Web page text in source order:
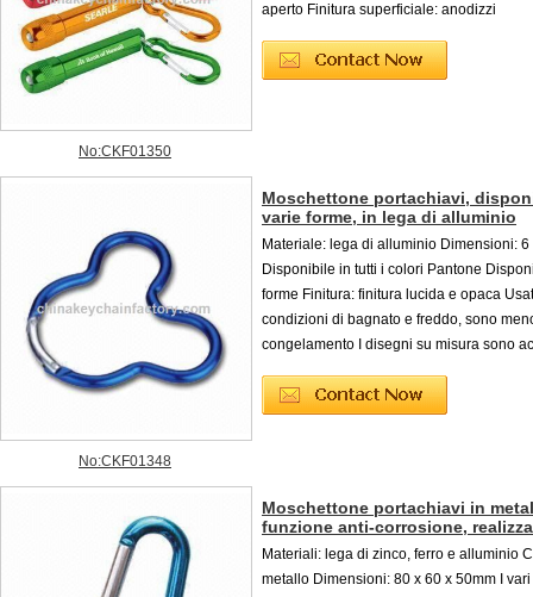
No:CKF01350
aperto Finitura superficiale: anodizzi
No:CKF01348
Moschettone portachiavi,
varie forme, in lega di alluminio
Materiale: lega di alluminio Dimensioni: 6
Disponibile in tutti i colori Pantone
forme Finitura: finitura lucida e opaca
condizioni di bagnato e freddo, sono
congelamento I disegni su misura sono
Moschettone portachiavi in
funzione anti-corrosione,
Materiali: lega di zinco, ferro e alluminio
metallo Dimensioni: 80 x 60 x 50mm I